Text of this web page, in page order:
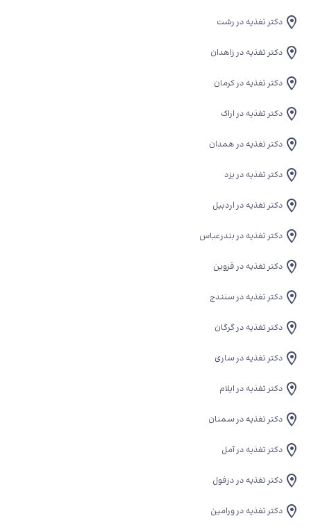
دکتر تغذیه در رشت
دکتر تغذیه در زاهدان
دکتر تغذیه در کرمان
دکتر تغذیه در اراک
دکتر تغذیه در همدان
دکتر تغذیه در یزد
دکتر تغذیه در اردبیل
دکتر تغذیه در بندرعباس
دکتر تغذیه در قزوین
دکتر تغذیه در سنندج
دکتر تغذیه در گرگان
دکتر تغذیه در ساری
دکتر تغذیه در ایلام
دکتر تغذیه در سمنان
دکتر تغذیه در آمل
دکتر تغذیه در دزفول
دکتر تغذیه در ورامین